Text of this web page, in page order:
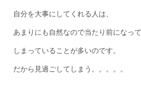
自分を大事にしてくれる人は、
あまりにも自然なので当たり前になって
しまっていることが多いのです。
だから見過ごしてしまう。。。。。